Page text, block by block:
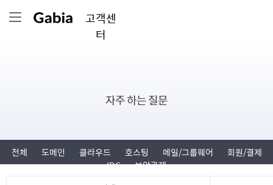
고객센
터
자주 하는 질문
전체 도메인 클라우드 호스팅 메일/그룹웨어
회원/결제
IDC
보안관제